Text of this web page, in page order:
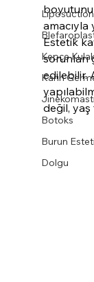
Liposuction
Kepçe
Karın
Botoks
Burun
Dolgu
amacıyla
Estetik
sorunları
edilebilir.
değil,